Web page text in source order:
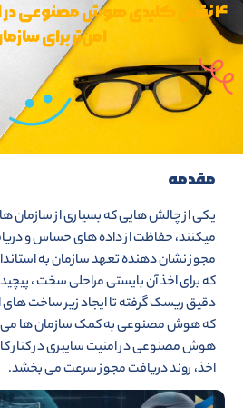
۴ نقش کلیدی هوش مصنوعی در
امن‌تر برای
مقدمه
یکی از چالش هایی که بسیاری از سازمان
میکنند، حفاظت از داده های حساس و
مجوز نشان دهنده تعهد سازمان به
که برای اخذ آن بایستی مراحلی سخت ،
دقیق ریسک گرفته تا ایجاد زیر ساخت
که هوش مصنوعی به کمک سازمان ها می
هوش مصنوعی در امنیت سایبری در کنار
اخذ، روند دریافت مجوز سرعت می بخشد.